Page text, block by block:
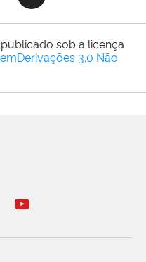
sob a licença
3.0 Não